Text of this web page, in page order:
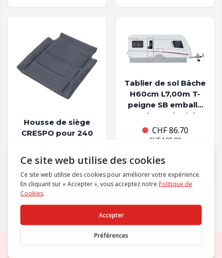
Housse de siège
CRESPO pour 240
CHF 32.75
CHF 38.50
Tablier de sol Bâche
H60cm L7,00m T-
peigne SB emballé
couleur gris clair
CHF86.70
CHF 102.00